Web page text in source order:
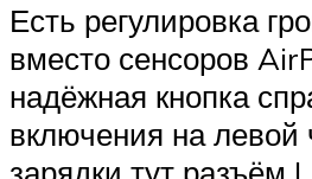
Есть регулировка
вместо сенсоров
надёжная кнопка
включения на